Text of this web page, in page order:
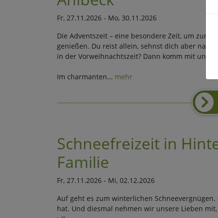
Fr, 27.11.2026 - Mo, 30.11.2026
Die Adventszeit – eine besondere Zeit, um zur
genießen. Du reist allein, sehnst dich aber nach
in der Vorweihnachtszeit? Dann komm mit uns
Im charmanten... mehr
Schneefreizeit in
Familie
Fr, 27.11.2026 - Mi, 02.12.2026
Auf geht es zum winterlichen
hat. Und diesmal nehmen wir unsere Lieben